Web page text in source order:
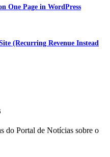
One Page in WordPress
(Recurring Revenue Instead
do Portal de Notícias sobre o